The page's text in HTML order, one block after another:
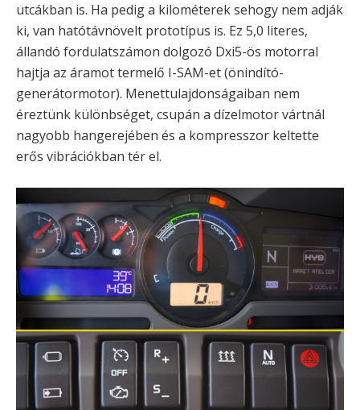
utcákban is. Ha pedig a kilométerek sehogy nem adják
ki, van hatótávnövelt prototípus is. Ez 5,0 literes,
állandó fordulatszámon dolgozó Dxi5-ös motorral
hajtja az áramot termelő I-SAM-et (önindító-
generátormotor). Menettulajdonságaiban nem
éreztünk különbséget, csupán a dízelmotor vártnál
nagyobb hangerejében és a kompresszor keltette
erős vibrációkban tér el.